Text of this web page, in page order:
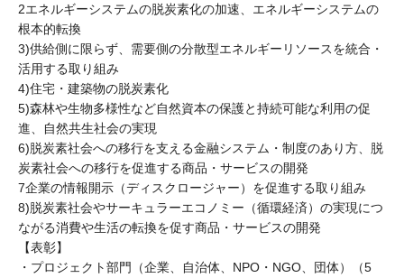
2エネルギーシステムの脱炭素化の加速、エネルギーシステムの
根本的転換
3)供給側に限らず、需要側の分散型エネルギーリソースを統合・
活用する取り組み
4)住宅・建築物の脱炭素化
5)森林や生物多様性など自然資本の保護と持続可能な利用の促
進、自然共生社会の実現
6)脱炭素社会への移行を支える金融システム・制度のあり方、脱
炭素社会への移行を促進する商品・サービスの開発
7企業の情報開示（ディスクロージャー）を促進する取り組み
8)脱炭素社会やサーキュラーエコノミー（循環経済）の実現につ
ながる消費や生活の転換を促す商品・サービスの開発
【表彰】
・プロジェクト部門（企業、自治体、NPO・NGO、団体）（5